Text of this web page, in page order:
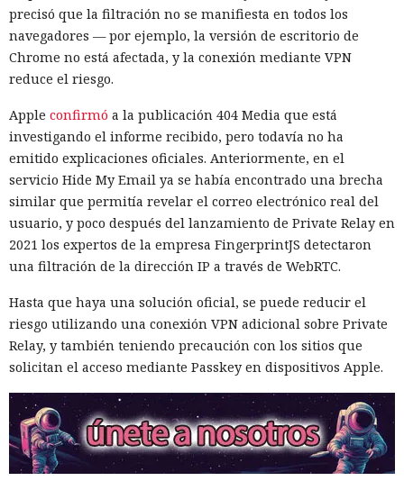
precisó que la filtración no se manifiesta en todos los
navegadores — por ejemplo, la versión de escritorio de
Chrome no está afectada, y la conexión mediante VPN
reduce el riesgo.
Apple confirmó a la publicación 404 Media que está
investigando el informe recibido, pero todavía no ha
emitido explicaciones oficiales. Anteriormente, en el
servicio Hide My Email ya se había encontrado una brecha
similar que permitía revelar el correo electrónico real del
usuario, y poco después del lanzamiento de Private Relay en
2021 los expertos de la empresa FingerprintJS detectaron
una filtración de la dirección IP a través de WebRTC.
Hasta que haya una solución oficial, se puede reducir el
riesgo utilizando una conexión VPN adicional sobre Private
Relay, y también teniendo precaución con los sitios que
solicitan el acceso mediante Passkey en dispositivos Apple.